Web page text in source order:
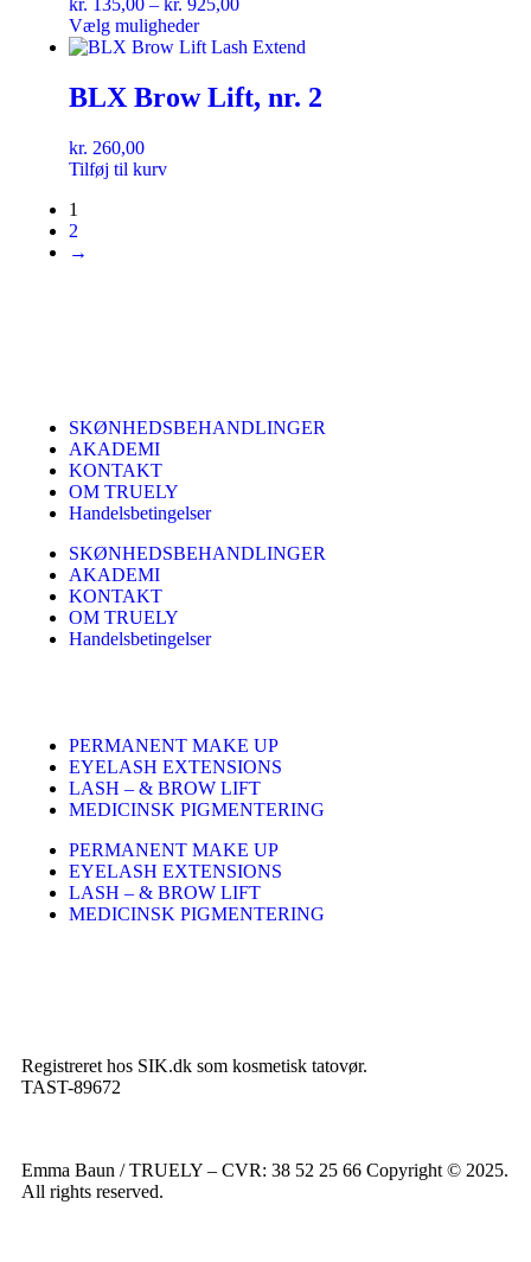
kr. 135,00 – kr. 925,00
Vælg muligheder
BLX Brow Lift, nr. 2
kr. 260,00
Tilføj til kurv
1
2
→
SKØNHEDSBEHANDLINGER
AKADEMI
KONTAKT
OM TRUELY
Handelsbetingelser
SKØNHEDSBEHANDLINGER
AKADEMI
KONTAKT
OM TRUELY
Handelsbetingelser
PERMANENT MAKE UP
EYELASH EXTENSIONS
LASH – & BROW LIFT
MEDICINSK PIGMENTERING
PERMANENT MAKE UP
EYELASH EXTENSIONS
LASH – & BROW LIFT
MEDICINSK PIGMENTERING
Registreret hos SIK.dk som kosmetisk tatovør.
TAST-89672
Emma Baun / TRUELY – CVR: 38 52 25 66 Copyright © 2025.
All rights reserved.